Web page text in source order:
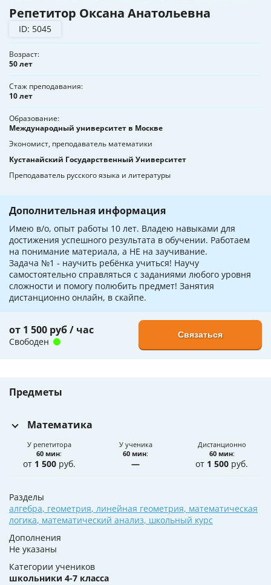
Репетитор Оксана Анатольевна
ID: 5045
Возраст
50 лет
Стаж преподавания
10 лет
Образование
Международный университет в Москве
Экономист, преподаватель математики
Кустанайский Государственный Университет
Преподаватель русского языка и литературы
Дополнительная информация
Имею в/о, опыт работы 10 лет. Владею навыками для
достижения успешного результата в обучении. Работаем
на понимание материала, а НЕ на заучивание.
Задача №1 - научить ребёнка учиться! Научу
самостоятельно справляться с заданиями любого уровня
сложности и помогу полюбить предмет! Занятия
дистанционно онлайн, в скайпе.
от 1 500 руб / час
Свободен
Связаться
Предметы
Математика
У репетитора
60 мин:
от 1 500руб.
У ученика
60 мин:
—
Дистанционно
60 мин:
от 1 500 руб.
Разделы
алгебра, геометрия, линейная геометрия, математическая
логика, математический анализ, школьный курс
Дополнения
Не указаны
Категории учеников
школьники 4-7 класса